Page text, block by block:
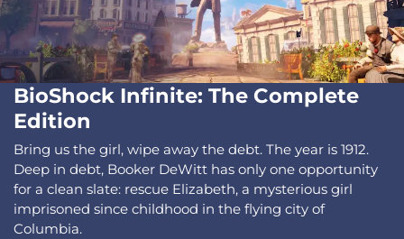
BioShock Infinite: The Complete
Edition
Bring us the girl, wipe away the debt. The year is 1912.
Deep in debt, Booker DeWitt has only one opportunity
for a clean slate: rescue Elizabeth, a mysterious girl
imprisoned since childhood in the flying city of
Columbia.